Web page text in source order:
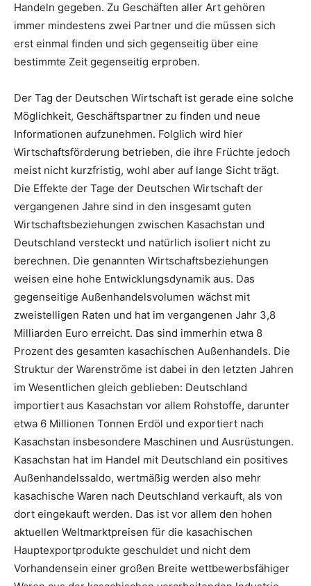
Handeln gegeben. Zu Geschäften aller Art gehören
immer mindestens zwei Partner und die müssen sich
erst einmal finden und sich gegenseitig über eine
bestimmte Zeit gegenseitig erproben.
Der Tag der Deutschen Wirtschaft ist gerade eine solche
Möglichkeit, Geschäftspartner zu finden und neue
Informationen aufzunehmen. Folglich wird hier
Wirtschaftsförderung betrieben, die ihre Früchte jedoch
meist nicht kurzfristig, wohl aber auf lange Sicht trägt.
Die Effekte der Tage der Deutschen Wirtschaft der
vergangenen Jahre sind in den insgesamt guten
Wirtschaftsbeziehungen zwischen Kasachstan und
Deutschland versteckt und natürlich isoliert nicht zu
berechnen. Die genannten Wirtschaftsbeziehungen
weisen eine hohe Entwicklungsdynamik aus. Das
gegenseitige Außenhandelsvolumen wächst mit
zweistelligen Raten und hat im vergangenen Jahr 3,8
Milliarden Euro erreicht. Das sind immerhin etwa 8
Prozent des gesamten kasachischen Außenhandels. Die
Struktur der Warenströme ist dabei in den letzten Jahren
im Wesentlichen gleich geblieben: Deutschland
importiert aus Kasachstan vor allem Rohstoffe, darunter
etwa 6 Millionen Tonnen Erdöl und exportiert nach
Kasachstan insbesondere Maschinen und Ausrüstungen.
Kasachstan hat im Handel mit Deutschland ein positives
Außenhandelssaldo, wertmäßig werden also mehr
kasachische Waren nach Deutschland verkauft, als von
dort eingekauft werden. Das ist vor allem den hohen
aktuellen Weltmarktpreisen für die kasachischen
Hauptexportprodukte geschuldet und nicht dem
Vorhandensein einer großen Breite wettbewerbsfähiger